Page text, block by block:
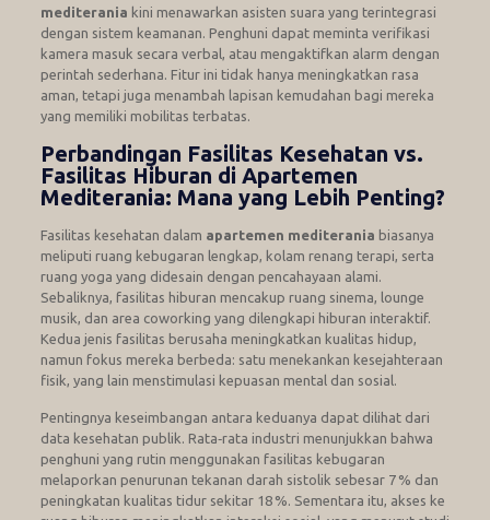
mediterania kini menawarkan asisten suara yang terintegrasi
dengan sistem keamanan. Penghuni dapat meminta verifikasi
kamera masuk secara verbal, atau mengaktifkan alarm dengan
perintah sederhana. Fitur ini tidak hanya meningkatkan rasa
aman, tetapi juga menambah lapisan kemudahan bagi mereka
yang memiliki mobilitas terbatas.
Perbandingan Fasilitas Kesehatan vs.
Fasilitas Hiburan di Apartemen
Mediterania: Mana yang Lebih Penting?
Fasilitas kesehatan dalam apartemen mediterania biasanya
meliputi ruang kebugaran lengkap, kolam renang terapi, serta
ruang yoga yang didesain dengan pencahayaan alami.
Sebaliknya, fasilitas hiburan mencakup ruang sinema, lounge
musik, dan area coworking yang dilengkapi hiburan interaktif.
Kedua jenis fasilitas berusaha meningkatkan kualitas hidup,
namun fokus mereka berbeda: satu menekankan kesejahteraan
fisik, yang lain menstimulasi kepuasan mental dan sosial.
Pentingnya keseimbangan antara keduanya dapat dilihat dari
data kesehatan publik. Rata‑rata industri menunjukkan bahwa
penghuni yang rutin menggunakan fasilitas kebugaran
melaporkan penurunan tekanan darah sistolik sebesar 7 % dan
peningkatan kualitas tidur sekitar 18 %. Sementara itu, akses ke